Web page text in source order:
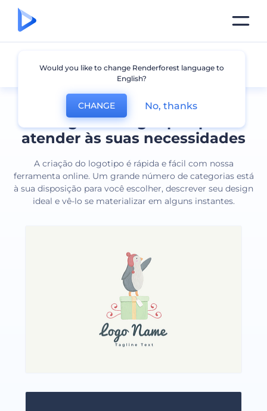
Designs de logotipos para
atender às suas necessidades
A criação do logotipo é rápida e fácil com nossa
ferramenta online. Um grande número de categorias está
à sua disposição para você escolher, descrever seu design
ideal e vê-lo se materializar em alguns instantes.
Todos os logotipos
Would you like to change Renderforest language to
English?
CHANGE No, thanks